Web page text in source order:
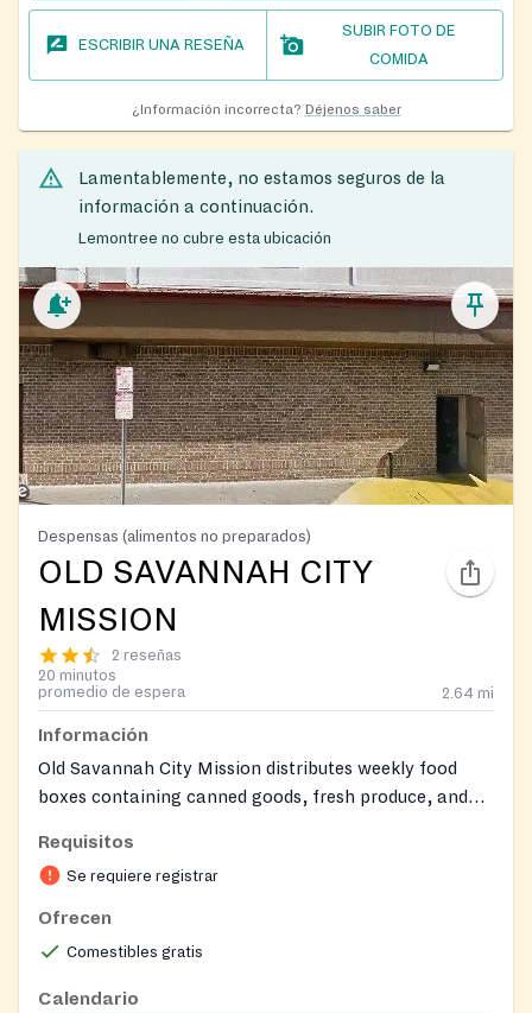
ESCRIBIR UNA RESEÑA
SUBIR FOTO DE
COMIDA
¿Información incorrecta? Déjenos saber
Lamentablemente, no estamos seguros de la
información a continuación.
Lemontree no cubre esta ubicación
Despensas (alimentos no preparados)
OLD SAVANNAH CITY
MISSION
2 reseñas
20 minutos
promedio de espera
2.64 mi
Información
Old Savannah City Mission distributes weekly food
boxes containing canned goods, fresh produce, and
Each box provides eight meals to help families put
healthy food on their tables when children are not
receiving school meals. Distribution is open to anyone
in need and operates as part of the Mission's broader
homelessness, and addiction in the Savannah
Requisitos
Se requiere registrar
Ofrecen
Comestibles gratis
Calendario